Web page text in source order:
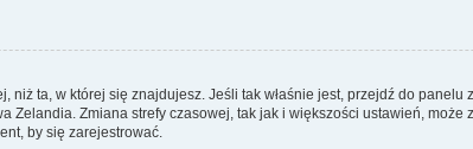
niż ta, w której się znajdujesz. Jeśli tak właśnie jest, przejdź do
Zelandia. Zmiana strefy czasowej, tak jak i większości ustawień,
by się zarejestrować.